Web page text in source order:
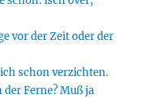
vor der Zeit oder der
schon verzichten.
Ferne? Muß ja